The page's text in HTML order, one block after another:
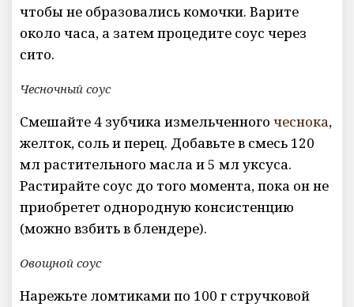
чтобы не образовались комочки. Варите
около часа, а затем процедите соус через
сито.
Чесночный соус
Смешайте 4 зубчика измельченного чеснока,
желток, соль и перец. Добавьте в смесь 120
мл растительного масла и 5 мл уксуса.
Растирайте соус до того момента, пока он не
приобретет однородную консистенцию
(можно взбить в блендере).
Овощной соус
Нарежьте ломтиками по 100 г стручковой